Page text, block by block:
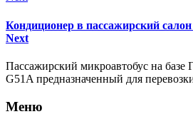
Кондиционер в пассажирский
Next
Пассажирский микроавтобус на базе
G51A предназначенный для
Меню